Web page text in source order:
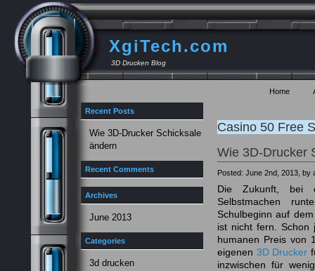
XgiTech.com
3D Drucken Blog
Home
Recent Posts
Wie 3D-Drucker Schicksale
ändern
Recent Comments
Archives
June 2013
Categories
3d drucken
Casino 50 Free
Wie 3D-Drucker
Posted: June 2nd, 2013, by
Die Zukunft, bei
Selbstmachen
Schulbeginn auf
ist nicht fern. Schon
humanen Preis von
eigenen 3D Drucker
inzwischen für